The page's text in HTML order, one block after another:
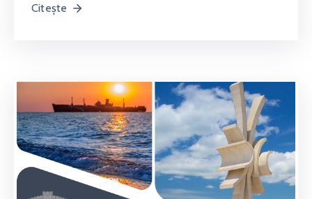
Citește